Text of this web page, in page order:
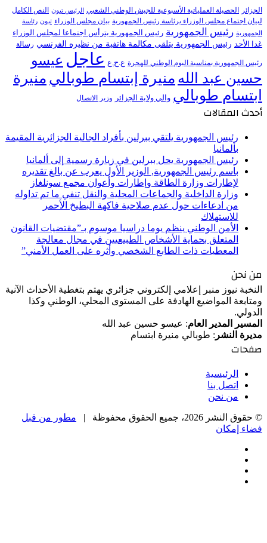
الجزائر الحصيلة العملياتية الأسبوعية للجيش الوطني الشعبي الرئيس تبون النص الكامل
لبيان اجتماع مجلس الوزراء برئاسة رئيس الجمهورية بيان مجلس الوزراء تبون رئاسة
الجمهورية رئيس الجمهورية رئيس الجمهورية يترأس اجتماعا لمجلس الوزراء
غدا الأحد رئيس الجمهورية يتلقى مكالمة هاتفية من نظيره الفرنسي رسالة
رئيس الجمهورية بمناسبة اليوم الوطني للهجرة ع.ح.ع عاجل عيسو
حسين عبد الله منيرة إبتسام طوبالي منيرة
ابتسام طوبالي والي ولاية الجزائر وزير الاتصال
أحدث المقالات
رئيس الجمهورية يلتقي ببرلين بأفراد الجالية الجزائرية المقيمة
بألمانيا
رئيس الجمهورية يحل ببرلين في زيارة رسمية إلى ألمانيا
باسم رئيس الجمهورية, الوزير الأول يعرب عن بالغ تقديره
لإطارات وزارة الطاقة وإطارات وأعوان مجمع سونلغاز
وزارة الداخلية والجماعات المحلية والنقل تنفي ما تم تداوله
من ادعاءات حول عدم صلاحية فاكهة البطيخ الأحمر
للاستهلاك
الأمن الوطني ينظم يوما دراسيا موسوم بـ”مقتضيات القانون
المتعلق بحماية الأشخاص الطبيعيين في مجال معالجة
المعطيات ذات الطابع الشخصي وأثره على العمل الأمني”
من نحن
النخبة نيوز منبر إعلامي إلكتروني جزائري يهتم بتغطية الأحداث الآنية
ومتابعة المواضيع الهادفة على المستوى المحلي، الوطني وكذا
الدولي.
المسير المدير العام: عيسو حسين عبد الله
مديرة النشر : طوبالي منيرة ابتسام
صفحات
الرئيسية
اتصل بنا
من نحن
© حقوق النشر 2026، جميع الحقوق محفوظة |
مطور من قبل
فضاء إمكان